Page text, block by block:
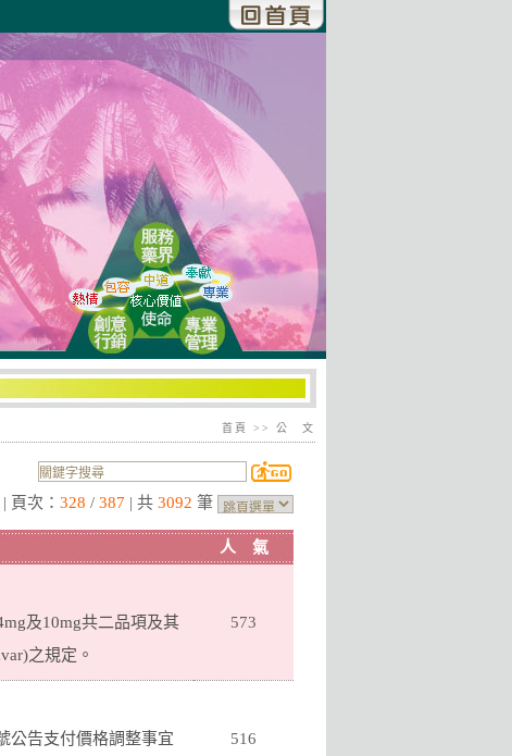
首頁 >> 公 文
頁次： 328 / 387 | 共 3092 筆
人 氣
及10mg共二品項及其
之規定。
573
公告支付價格調整事宜
516